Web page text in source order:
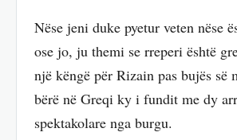
Nëse jeni duke pyetur veten nëse
ose jo, ju themi se rreperi është
një këngë për Rizain pas bujës së
bërë në Greqi ky i fundit me dy
spektakolare nga burgu.